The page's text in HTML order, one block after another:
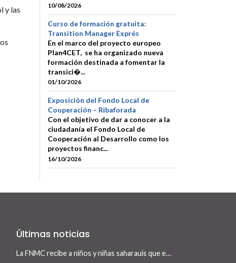
y las
10/08/2026
Curso de formación gratuita:
Transition Manager Exprés
En el marco del proyecto europeo
Plan4CET, se ha organizado nueva
formación destinada a fomentar la
transici�...
01/10/2026
Exposición del Fondo Local de
Cooperación – Ribaforada
Con el objetivo de dar a conocer a la
ciudadanía el Fondo Local de
Cooperación al Desarrollo como los
proyectos financ...
16/10/2026
Últimas noticias
La FNMC recibe a niños y niñas saharauis que este verano visitan Navarra con el programa Vacaciones en Paz